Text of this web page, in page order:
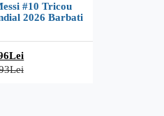
#10 Tricou
2026 Barbati